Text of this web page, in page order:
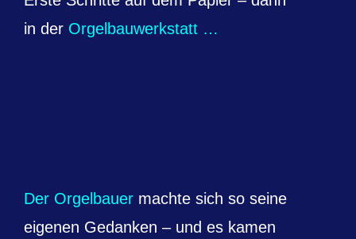
in der Orgelbauwerkstatt …
Der Orgelbauermachte sich so seine
eigenen Gedanken – und es kamen